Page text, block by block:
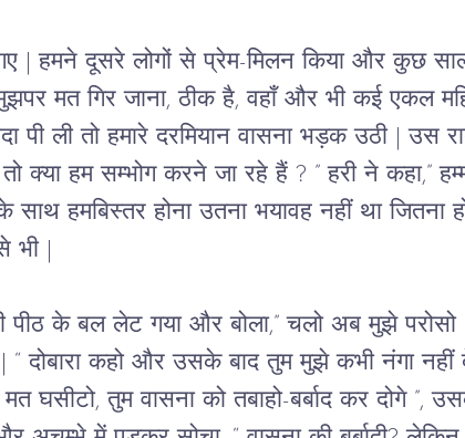
| हमने दूसरे लोगों से प्रेम-मिलन किया और कुछ
मत गिर जाना, ठीक है, वहाँ और भी कई एकल
ली तो हमारे दरमियान वासना भड़क उठी | उस
हम सम्भोग करने जा रहे हैं ? ” हरी ने कहा,” हम्म
हमबिस्तर होना उतना भयावह नहीं था जितना
भी |
के बल लेट गया और बोला,” चलो अब मुझे परोसो
दोबारा कहो और उसके बाद तुम मुझे कभी नंगा नहीं
घसीटो, तुम वासना को तबाहो-बर्बाद कर दोगे ”,